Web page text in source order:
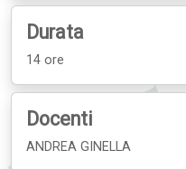
Durata
14 ore
Docenti
ANDREA GINELLA